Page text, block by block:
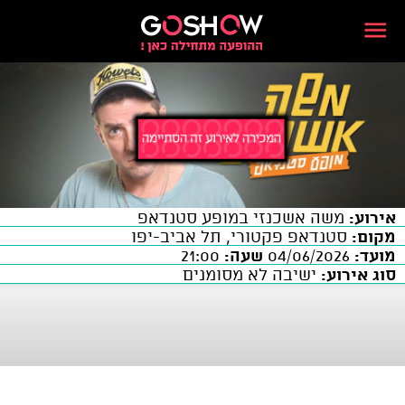
אירוע: משה אשכנזי במופע סטנדאפ
מקום: סטנדאפ פקטורי, תל אביב-יפו
מועד:
שעה:
סוג אירוע: ישיבה לא מסומנים